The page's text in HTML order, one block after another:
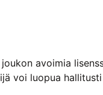
avoimia
voi luopua